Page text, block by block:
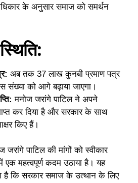
के अनुसार समाज को समर्थन
अब तक 37 लाख कुनबी प्रमाण पत्र
संख्या को आगे बढ़ाया जाएगा।
मनोज जरांगे पाटिल ने अपने
कर दिया है और सरकार के साथ
किए हैं।
जरांगे पाटिल की मांगों को स्वीकार
महत्वपूर्ण कदम उठाया है। यह
है कि सरकार समाज के उत्थान के लिए